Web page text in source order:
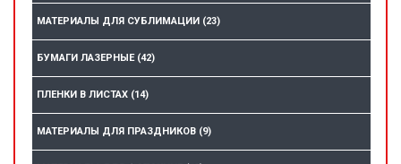
МАТЕРИАЛЫ ДЛЯ СУБЛИМАЦИИ (23)
БУМАГИ ЛАЗЕРНЫЕ (42)
ПЛЕНКИ В ЛИСТАХ (14)
МАТЕРИАЛЫ ДЛЯ ПРАЗДНИКОВ (9)